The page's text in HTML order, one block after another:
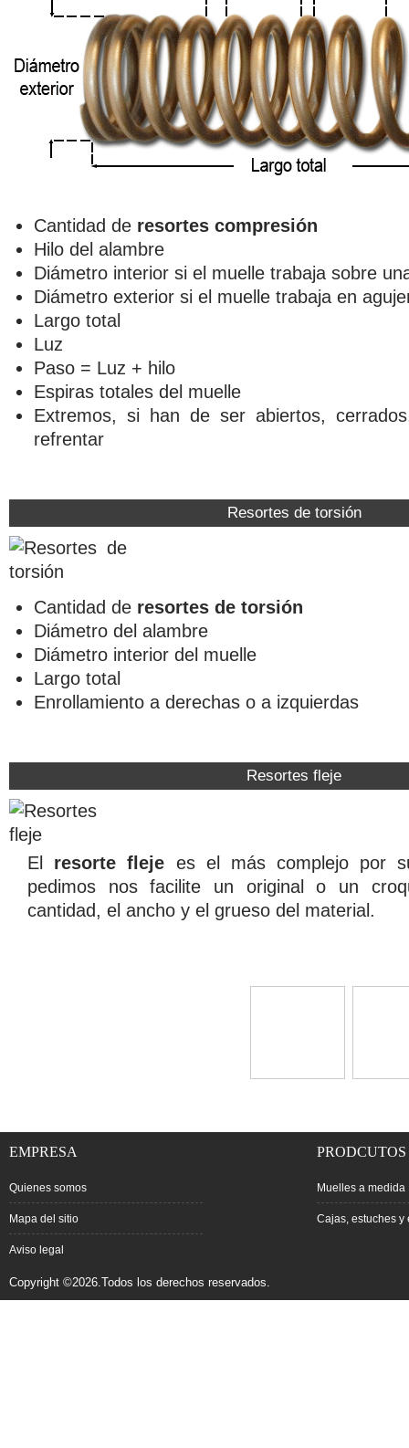
Cantidad de resortes compresión
Hilo del alambre
Diámetro interior si el muelle trabaja sobre
Diámetro exterior si el muelle trabaja en
Largo total
Luz
Paso = Luz + hilo
Espiras totales del muelle
Extremos, si han de ser abiertos,
refrentar
Resortes de torsión
Cantidad deresortes de torsión
Diámetro del alambre
Diámetro interior del muelle
Largo total
Enrollamiento a derechas o a izquierdas
Resortes fleje
El resorte fleje es el más complejo por
pedimos nos facilite un original o un
cantidad, el ancho y el grueso del material.
EMPRESA
Quienes somos
Mapa del sitio
Aviso legal
Copyright ©2026.Todos los derechos reservados.
PRODCUTOS
Muelles a medida
Cajas, estuches y